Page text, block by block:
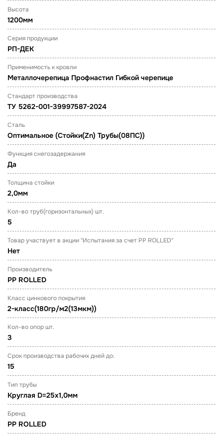
Высота
1200мм
Серия продукции
РП-ДЕК
Применимость к кровли
Металлочерепица Профнастил Гибкой черепице
Стандарт производства
ТУ 5262-001-39997587-2024
Сталь
Оптимальное (Стойки(Zn) Трубы(08ПС))
Функция снегозадержания
Да
Толщина стойки
2,0мм
Кол-во труб(горизонтальных) шт.
5
Товар участвует в акции "Испытания за счет PP ROLLED"
Нет
Производитель
PP ROLLED
Класс цинкового покрытия
2-класс(180гр/м2(13мкм))
Кол-во опор шт.
3
Срок производства рабочих дней до:
15
Тип трубы
Круглая D=25х1,0мм
Бренд
PP ROLLED